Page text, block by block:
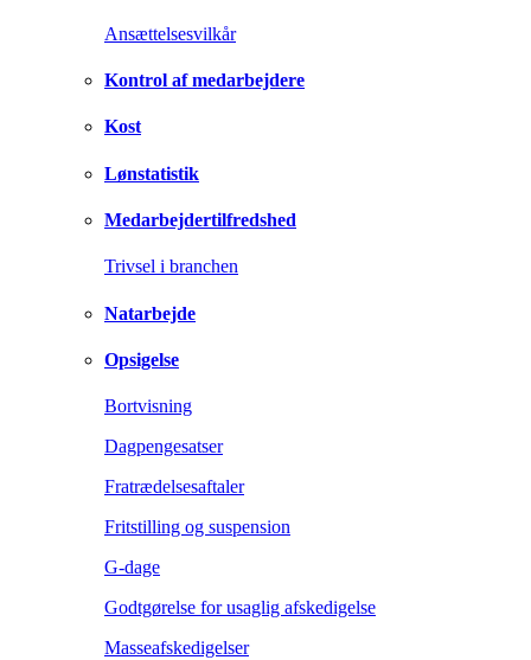
Ansættelsesvilkår
Kontrol af medarbejdere
Kost
Lønstatistik
Medarbejdertilfredshed
Trivsel i branchen
Natarbejde
Opsigelse
Bortvisning
Dagpengesatser
Fratrædelsesaftaler
Fritstilling og suspension
G-dage
Godtgørelse for usaglig afskedigelse
Masseafskedigelser